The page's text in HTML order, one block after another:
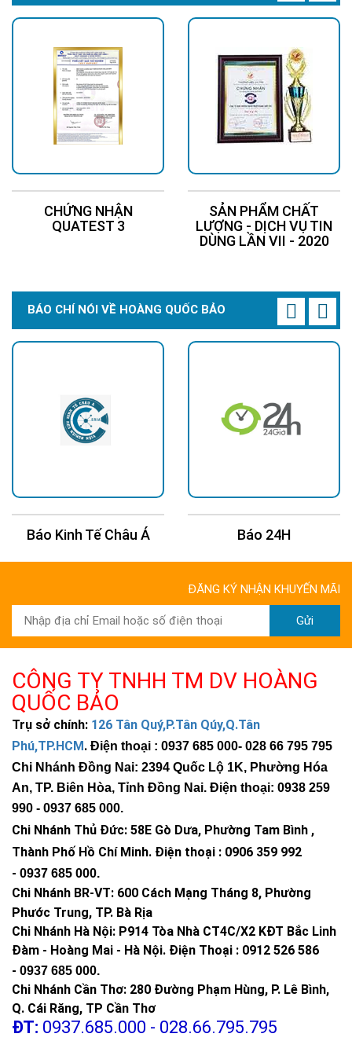
CHỨNG NHẬN
QUATEST 3
SẢN PHẨM CHẤT
LƯỢNG - DỊCH VỤ TIN
DÙNG LẦN VII - 2020
BÁO CHÍ NÓI VỀ HOÀNG QUỐC BẢO
Báo Kinh Tế Châu Á Báo 24H
ĐĂNG KÝ NHẬN KHUYẾN MÃI
Gửi
CÔNG TY TNHH TM DV HOÀNG
QUỐC BẢO
Trụ sở chính: 126 Tân Quý,P.Tân Qúy,Q.Tân
Phú,TP.HCM . Điện thoại : 0937 685 000- 028 66 795 795
Chi Nhánh Đồng Nai: 2394 Quốc Lộ 1K, Phường Hóa
An, TP. Biên Hòa, Tỉnh Đồng Nai. Điện thoại: 0938 259
990 - 0937 685 000.
Chi Nhánh Thủ Đức: 58E Gò Dưa, Phường Tam Bình ,
Thành Phố Hồ Chí Minh. Điện thoại : 0906 359 992
- 0937 685 000.
Chi Nhánh BR-VT: 600 Cách Mạng Tháng 8, Phường
Phước Trung, TP. Bà Rịa
Chi Nhánh Hà Nội: P914 Tòa Nhà CT4C/X2 KĐT Bắc Linh
Đàm - Hoàng Mai - Hà Nội. Điện Thoại : 0912 526 586
- 0937 685 000.
Chi Nhánh Cần Thơ: 280 Đường Phạm Hùng, P. Lê Bình,
Q. Cái Răng, TP Cần Thơ
ĐT: 0937.685.000 - 028.66.795.795